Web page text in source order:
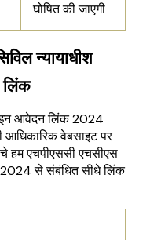
घोषित की जाएगी
न्यायाधीश
लिंक
आवेदन लिंक 2024
आधिकारिक वेबसाइट पर
हम एचपीएससी एचसीएस
2024 से संबंधित सीधे लिंक